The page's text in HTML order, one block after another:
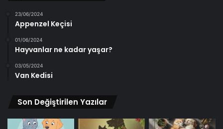
23/06/2024
Appenzel Keçisi
01/06/2024
Hayvanlar ne kadar yaşar?
03/05/2024
Van Kedisi
Son Değiştirilen Yazılar